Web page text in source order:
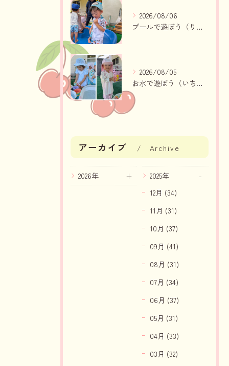
2026/08/06
プールで遊ぼう（りんご組、いちご組）
2026/08/05
お水で遊ぼう（いちご組・りんご組）
アーカイブ Archive
2026年
2025年
12月 (34)
11月 (31)
10月 (37)
09月 (41)
08月 (31)
07月 (34)
06月 (37)
05月 (31)
04月 (33)
03月 (32)